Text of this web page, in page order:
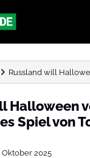
Russland will
Halloween
Spiel von
Oktober 2025